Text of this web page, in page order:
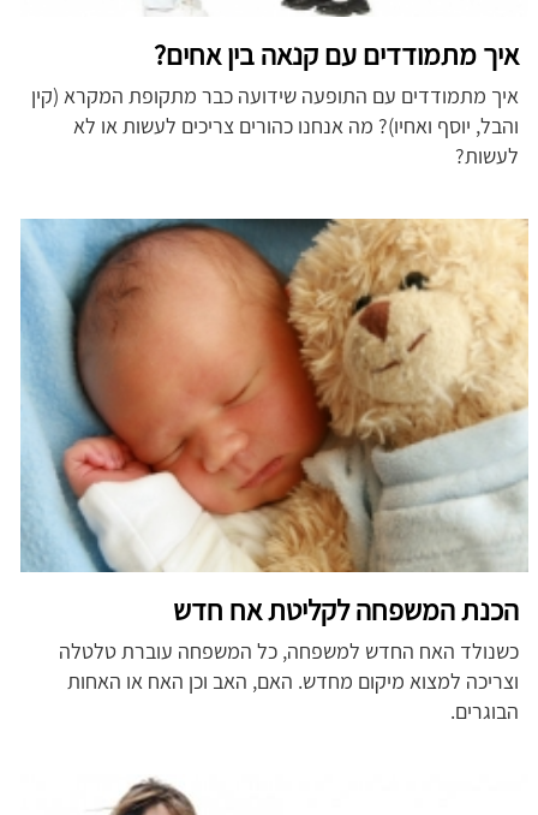
איך מתמודדים עם קנאה בין אחים?
איך מתמודדים עם התופעה שידועה כבר מתקופת המקרא (קין
והבל, יוסף ואחיו)? מה אנחנו כהורים צריכים לעשות או לא
לעשות?
הכנת המשפחה לקליטת אח חדש
כשנולד האח החדש למשפחה, כל המשפחה עוברת טלטלה
וצריכה למצוא מיקום מחדש. האם, האב וכן האח או האחות
הבוגרים.